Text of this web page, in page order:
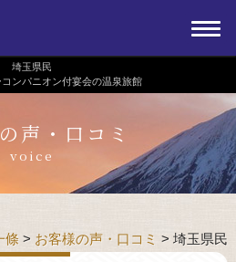
埼玉県民
ンパニオン付宴会の温泉旅館
声・口コミ
voice
條 > お客様の声・口コミ >埼玉県民